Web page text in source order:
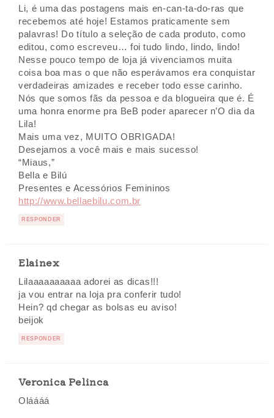
Li, é uma das postagens mais en-can-ta-do-ras que
recebemos até hoje! Estamos praticamente sem
palavras! Do título a seleção de cada produto, como
editou, como escreveu… foi tudo lindo, lindo, lindo!
Nesse pouco tempo de loja já vivenciamos muita
coisa boa mas o que não esperávamos era conquistar
verdadeiras amizades e receber todo esse carinho.
Nós que somos fãs da pessoa e da blogueira que é. É
uma honra enorme pra BeB poder aparecer n’O dia da
Lila!
Mais uma vez, MUITO OBRIGADA!
Desejamos a você mais e mais sucesso!
“Miaus,”
Bella e Bilú
Presentes e Acessórios Femininos
http://www.bellaebilu.com.br
RESPONDER
Elainex
Lilaaaaaaaaaa adorei as dicas!!!
ja vou entrar na loja pra conferir tudo!
Hein? qd chegar as bolsas eu aviso!
beijok
RESPONDER
Veronica Pelinca
Oláááá